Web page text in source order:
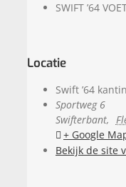
SWIFT ’64
Locatie
Swift ’64
Sportweg 6
Swifterbant,
+ Google
Bekijk de site